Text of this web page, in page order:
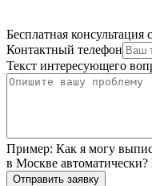
Бесплатная консультация
Контактный телефон
Текст интересующего
Пример: Как я могу
в Москве
Отправить заявку